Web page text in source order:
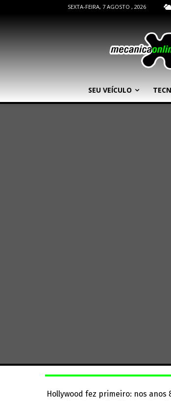
SEXTA-FEIRA, 7 AGOSTO , 2026
SEU VEÍCULO
Hollywood fez primeiro: nos anos